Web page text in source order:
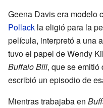
Geena Davis era modelo
Pollack la eligió para la
película, interpretó a una
tuvo el papel de Wendy
Buffalo Bill, que se emitió
escribió un episodio de
Mientras trabajaba en